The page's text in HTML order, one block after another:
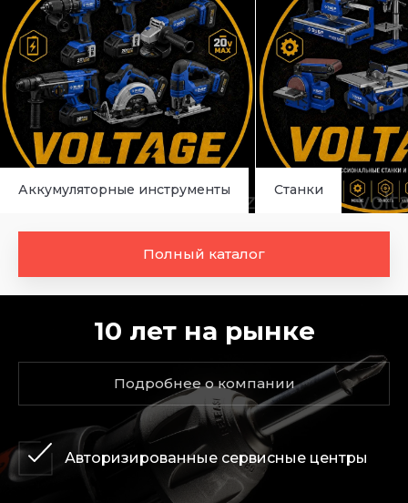
Аккумуляторные инструменты Станки
Полный каталог
10 лет на рынке
Подробнее о компании
Авторизированные сервисные центры